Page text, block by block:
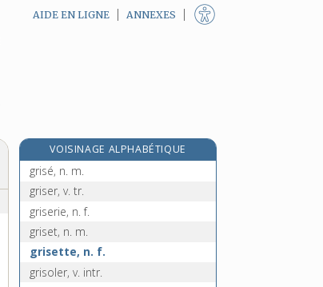
AIDE EN LIGNE ANNEXES
VOISINAGE ALPHABÉTIQUE
grisbi, n. m.
grisé, n. m.
griser, v. tr.
griserie, n. f.
griset, n. m.
grisette, n. f.
grisoler, v. intr.